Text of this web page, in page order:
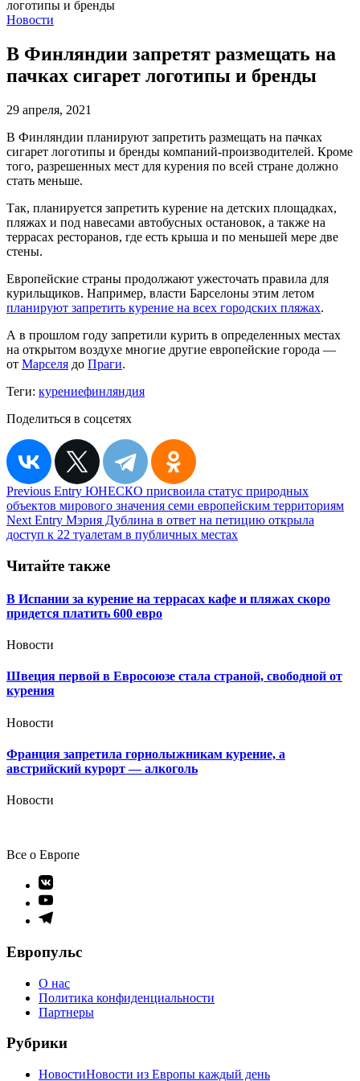
Новости
В Финляндии запретят размещать на
пачках сигарет логотипы и бренды
29 апреля, 2021
В Финляндии планируют запретить размещать на пачках
сигарет логотипы и бренды компаний-производителей. Кроме
того, разрешенных мест для курения по всей стране должно
стать меньше.
Так, планируется запретить курение на детских площадках,
пляжах и под навесами автобусных остановок, а также на
террасах ресторанов, где есть крыша и по меньшей мере две
стены.
Европейские страны продолжают ужесточать правила для
курильщиков. Например, власти Барселоны этим летом
планируют запретить курение на всех городских пляжах.
А в прошлом году запретили курить в определенных местах
на открытом воздухе многие другие европейские города —
от Марселя до Праги.
Теги: курениефинляндия
Поделиться в соцсетях
Навигация
по
записям
Previous Entry ЮНЕСКО присвоила статус природных
объектов мирового значения семи европейским территориям
Next Entry Мэрия Дублина в ответ на петицию открыла
доступ к 22 туалетам в публичных местах
Читайте также
В Испании за курение на террасах кафе и пляжах скоро
придется платить 600 евро
Новости
Швеция первой в Евросоюзе стала страной, свободной от
курения
Новости
Франция запретила горнолыжникам курение, а
австрийский курорт — алкоголь
Новости
Все о Европе
Элемент
меню
Элемент
меню
Элемент
Европульс
О нас
Политика конфиденциальности
Партнеры
Рубрики
НовостиНовости из Европы каждый день